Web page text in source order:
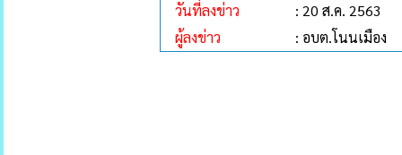
วันที่ลงข่าว
: 20 ส.ค. 2563
ผู้ลงข่าว
: อบต.โนนเมือง